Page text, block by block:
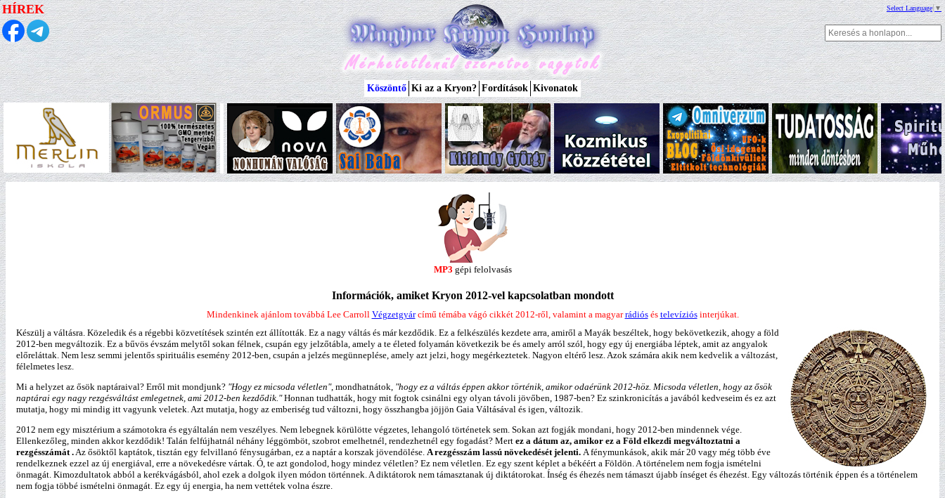
HÍREK Select Language ▼
Köszöntő Ki az a Kryon? Fordítások Kivonatok
MP3 gépi felolvasás
Információk, amiket Kryon 2012-vel kapcsolatban mondott
Mindenkinek ajánlom továbbá Lee Carroll Végzetgyárcímű témába vágó cikkét 2012-ről, valamint a magyarrádiósés televíziósinterjúkat.
Készülj a váltásra. Közeledik és a régebbi közvetítések szintén ezt állították. Ez a nagy váltás és már kezdődik. Ez a felkészülés kezdete arra, amiről a Mayák beszéltek, hogy bekövetkezik, ahogy a föld
2012-ben megváltozik. Ez a bűvös évszám melytől sokan félnek, csupán egy jelzőtábla, amely a te életed folyamán következik be és amely arról szól, hogy egy új energiába léptek, amit az angyalok
előreláttak. Nem lesz semmi jelentős spirituális esemény 2012-ben, csupán a jelzés megünneplése, amely azt jelzi, hogy megérkeztetek. Nagyon eltérő lesz. Azok számára akik nem kedvelik a változást,
félelmetes lesz.
Mi a helyzet az ősök naptáraival? Erről mit mondjunk? "Hogy ez micsoda véletlen", mondhatnátok, "hogy ez a váltás éppen akkor történik, amikor odaérünk 2012-höz. Micsoda véletlen, hogy az ősök
naptárai egy nagy rezgésváltást emlegetnek, ami 2012-ben kezdődik."Honnan tudhatták, hogy mit fogtok csinálni egy olyan távoli jövőben, 1987-ben? Ez szinkronicítás a javából kedveseim és ez azt
mutatja, hogy mi mindig itt vagyunk veletek. Azt mutatja, hogy az emberiség tud változni, hogy összhangba jöjjön Gaia Váltásával és igen, változik.
2012 nem egy misztérium a számotokra és egyáltalán nem veszélyes. Nem lebegnek körülötte végzetes, lehangoló történetek sem. Sokan azt fogják mondani, hogy 2012-ben mindennek vége.
Ellenkezőleg, minden akkor kezdődik! Talán felfújhatnál néhány léggömböt, szobrot emelhetnél, rendezhetnél egy fogadást? Mert ez a dátum az, amikor ez a Föld elkezdi megváltoztatni a
rezgésszámát .Az ősöktől kaptátok, tisztán egy felvillanó fénysugárban, ez a naptár a korszak jövendölése. A rezgésszám lassú növekedését jelenti. A fénymunkások, akik már 20 vagy még több éve
rendelkeznek ezzel az új energiával, erre a növekedésre vártak. Ó, te azt gondolod, hogy mindez véletlen? Ez nem véletlen. Ez egy szent képlet a békéért a Földön. A történelem nem fogja ismételni
önmagát. Kimozdultatok abból a kerékvágásból, ahol ezek a dolgok ilyen módon történnek. A diktátorok nem támasztanak új diktátorokat. Ínség és éhezés nem támaszt újabb ínséget és éhezést. Egy változás történik éppen és a történelem
nem fogja többé ismételni önmagát. Ez egy új energia, ha nem vettétek volna észre.